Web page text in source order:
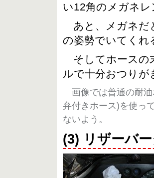
い12角のメガネ
あと、メガネだ
の姿勢でいてくれ
そしてホースの
ルで十分おつりが
画像では普通の耐油
弁付きホース)を使っ
ないよう。
(3) リザーバ